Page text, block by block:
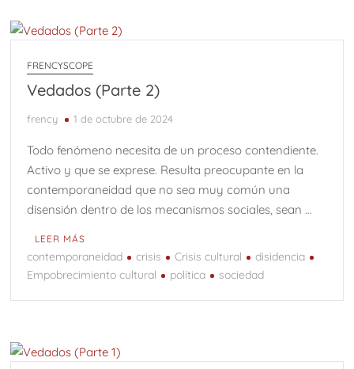
FRENCYSCOPE
Vedados (Parte 2)
frency 1 de octubre de 2024
Todo fenómeno necesita de un proceso contendiente.
Activo y que se exprese. Resulta preocupante en la
contemporaneidad que no sea muy común una
disensión dentro de los mecanismos sociales, sean …
LEER MÁS
contemporaneidad crisis Crisis cultural
disidencia
Empobrecimiento cultural
política sociedad